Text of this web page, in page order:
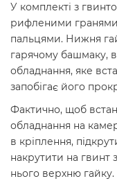
У комплекті з
рифленими гранями
пальцями. Нижня
гарячому башмаку,
обладнання, яке
запобігає його
Фактично, щоб
обладнання на
в кріплення,
накрутити на гвинт
нього верхню гайку.